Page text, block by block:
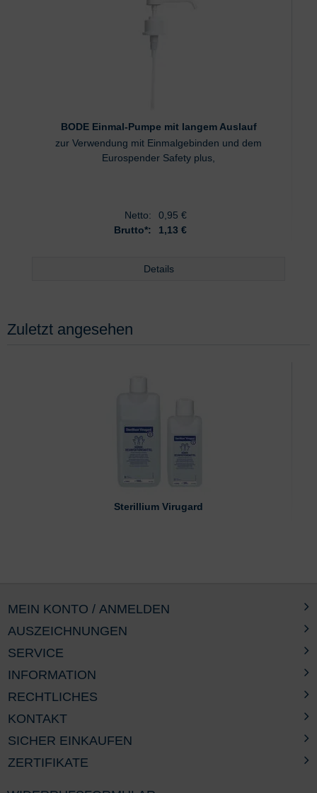
BODE Einmal-Pumpe mit langem Auslauf
zur Verwendung mit Einmalgebinden und dem
Eurospender Safety plus,
Netto: 0,95 €
Brutto*:
1,13 €
Details
Zuletzt angesehen
Sterillium Virugard
AUSZEICHNUNGEN
SERVICE
INFORMATION
RECHTLICHES
MEIN KONTO / ANMELDEN
KONTAKT
SICHER EINKAUFEN
ZERTIFIKATE